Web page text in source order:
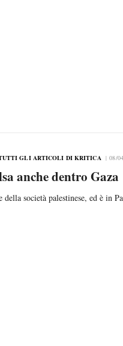
GLI ARTICOLI DI KRITICA 08/
anche dentro Gaza
società palestinese, ed è in